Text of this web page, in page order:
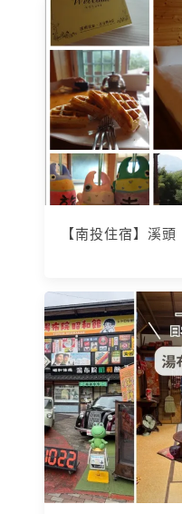
【南投住宿】溪